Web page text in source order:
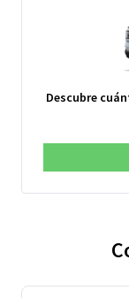
Descubre